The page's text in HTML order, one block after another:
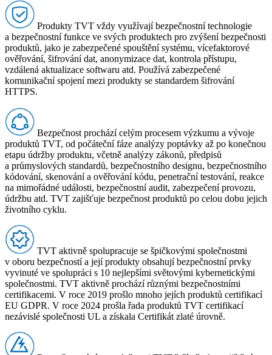
Produkty TVT vždy využívají bezpečnostní technologie
a bezpečnostní funkce ve svých produktech pro zvýšení bezpečnosti
produktů, jako je zabezpečené spouštění systému, vícefaktorové
ověřování, šifrování dat, anonymizace dat, kontrola přístupu,
vzdálená aktualizace softwaru atd. Používá zabezpečené
komunikační spojení mezi produkty se standardem šifrování
HTTPS.
Bezpečnost prochází celým procesem výzkumu a vývoje
produktů TVT, od počáteční fáze analýzy poptávky až po konečnou
etapu údržby produktu, včetně analýzy zákonů, předpisů
a průmyslových standardů, bezpečnostního designu, bezpečnostního
kódování, skenování a ověřování kódu, penetrační testování, reakce
na mimořádné události, bezpečnostní audit, zabezpečení provozu,
údržbu atd. TVT zajišťuje bezpečnost produktů po celou dobu jejich
životního cyklu.
TVT aktivně spolupracuje se špičkovými společnostmi
v oboru bezpečností a její produkty obsahují bezpečnostní prvky
vyvinuté ve spolupráci s 10 nejlepšími světovými kybernetickými
společnostmi. TVT aktivně prochází různými bezpečnostními
certifikacemi. V roce 2019 prošlo mnoho jejích produktů certifikací
EU GDPR. V roce 2024 prošla řada produktů TVT certifikací
nezávislé společnosti UL a získala Certifikát zlaté úrovně.